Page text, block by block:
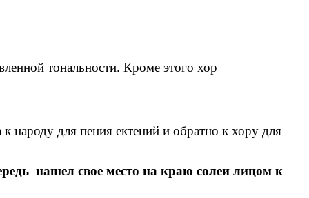
тональности. Кроме этого хор
народу для пения ектений и обратно к хору для
нашел свое место на краю солеи лицом к